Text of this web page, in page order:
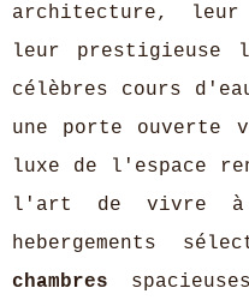
architecture,
leur prestigieuse
célèbres cours
une porte ouverte
luxe de l'espace
l'art de vivre à
hebergements
chambres